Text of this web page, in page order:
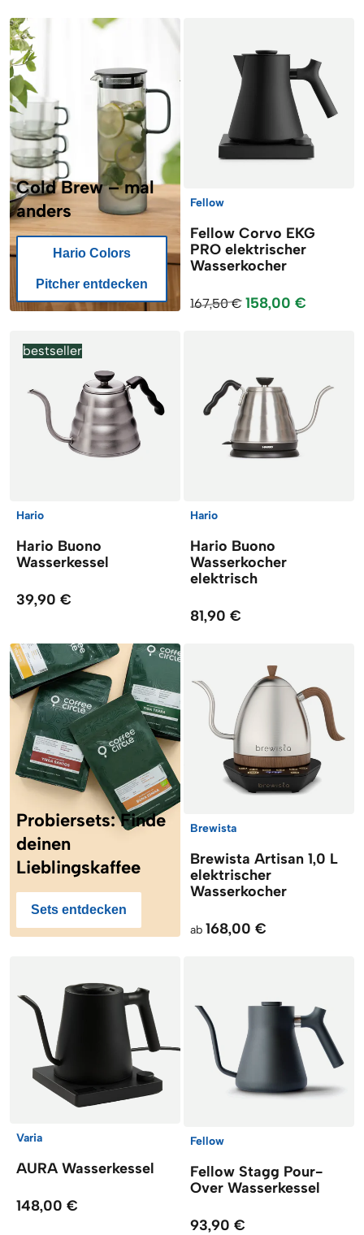
Cold Brew – mal
anders
Hario Colors
Pitcher entdecken
Fellow
Fellow Corvo EKG
PRO elektrischer
Wasserkocher
167,50 € 158,00 €
bestseller
Hario
Hario Buono
Wasserkessel
39,90 €
Hario
Hario Buono
Wasserkocher
elektrisch
81,90 €
Probiersets: Finde
deinen
Lieblingskaffee
Sets entdecken
Brewista
Brewista Artisan 1,0 L
elektrischer
Wasserkocher
ab 168,00 €
Varia
AURA Wasserkessel
148,00 €
Fellow
Fellow Stagg Pour-
Over Wasserkessel
93,90 €